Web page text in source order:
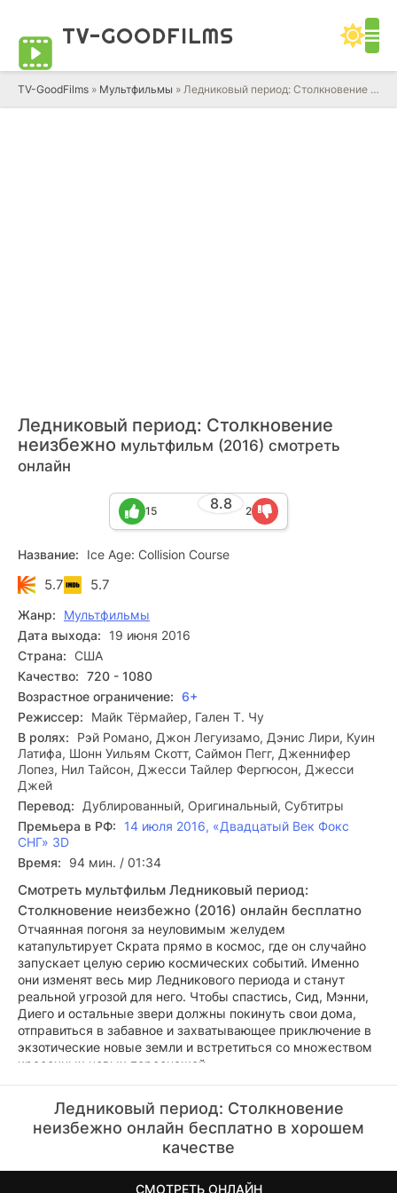
TV-GOODFILMS
TV-GoodFilms » Мультфильмы » Ледниковый период: Столкновение неизбежно
Ледниковый период: Столкновение
неизбежно мультфильм (2016) смотреть
онлайн
8.8
15 2
Название: Ice Age: Collision Course
5.7 5.7
Жанр:
Мультфильмы
Дата выхода:
19 июня 2016
Страна: США
Качество: 720 - 1080
Возрастное ограничение: 6+
Режиссер:
Майк Тёрмайер, Гален Т. Чу
В ролях:
Рэй Романо, Джон Легуизамо, Дэнис Лири, Куин
Латифа, Шонн Уильям Скотт, Саймон Пегг, Дженнифер
Лопез, Нил Тайсон, Джесси Тайлер Фергюсон, Джесси
Джей
Перевод:
Дублированный, Оригинальный, Субтитры
Премьера в РФ:
14 июля 2016, «Двадцатый Век Фокс
СНГ» 3D
Время:
94 мин. / 01:34
Смотреть мультфильм Ледниковый период:
Столкновение неизбежно (2016) онлайн бесплатно
Отчаянная погоня за неуловимым желудем
катапультирует Скрата прямо в космос, где он случайно
запускает целую серию космических событий. Именно
они изменят весь мир Ледникового периода и станут
реальной угрозой для него. Чтобы спастись, Сид, Мэнни,
Диего и остальные звери должны покинуть свои дома,
отправиться в забавное и захватывающее приключение в
экзотические новые земли и встретиться со множеством
красочных новых персонажей.
Ледниковый период: Столкновение
неизбежно онлайн бесплатно в хорошем
качестве
СМОТРЕТЬ ОНЛАЙН